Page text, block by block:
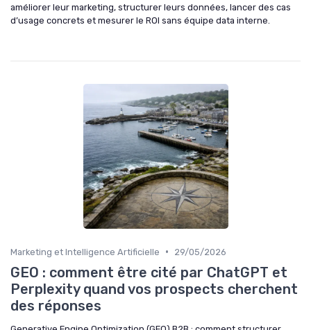
améliorer leur marketing, structurer leurs données, lancer des cas
d’usage concrets et mesurer le ROI sans équipe data interne.
Marketing et Intelligence Artificielle • 29/05/2026
GEO : comment être cité par ChatGPT et
Perplexity quand vos prospects cherchent
des réponses